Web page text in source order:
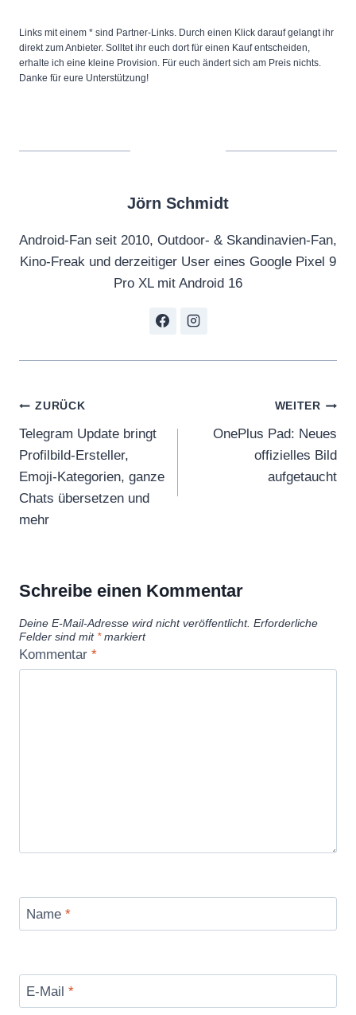
Links mit einem * sind Partner-Links. Durch einen Klick darauf gelangt ihr
direkt zum Anbieter. Solltet ihr euch dort für einen Kauf entscheiden,
erhalte ich eine kleine Provision. Für euch ändert sich am Preis nichts.
Danke für eure Unterstützung!
Jörn Schmidt
Android-Fan seit 2010, Outdoor- & Skandinavien-Fan,
Kino-Freak und derzeitiger User eines Google Pixel 9
Pro XL mit Android 16
Beitragsnavigation
ZURÜCK
Telegram Update bringt
Profilbild-Ersteller,
Emoji-Kategorien, ganze
Chats übersetzen und
mehr
WEITER
OnePlus Pad: Neues
offizielles Bild
aufgetaucht
Schreibe einen Kommentar
Deine E-Mail-Adresse wird nicht veröffentlicht. Erforderliche
Felder sind mit *markiert
Kommentar *
Name *
E-Mail *